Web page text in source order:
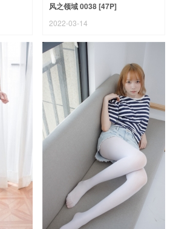
风之领域 0038 [47P]
2022-03-14